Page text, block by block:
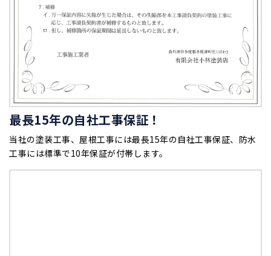
最長15年の自社工事保証！
当社の塗装工事、屋根工事には最長15年の自社工事保証、防水
工事には標準で10年保証が付帯します。